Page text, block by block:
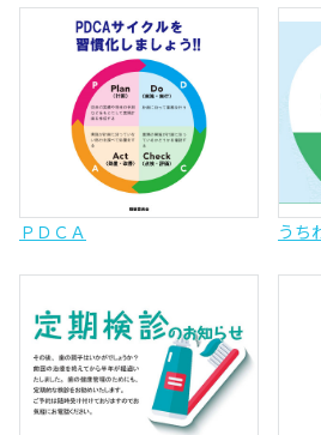
ＰＤＣＡ うち